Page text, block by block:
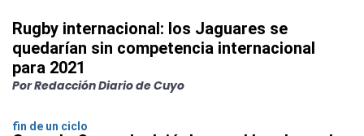
Rugby internacional: los Jaguares se
quedarían sin competencia internacional
para 2021
Por Redacción Diario de Cuyo
fin de un ciclo